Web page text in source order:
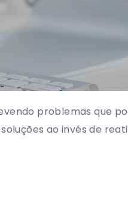
problemas que
ao invés de